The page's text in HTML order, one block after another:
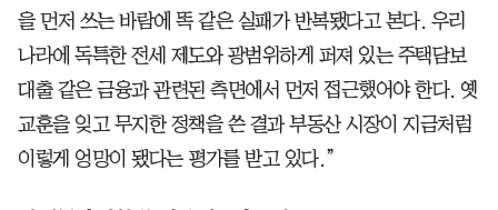
을 먼저 쓰는 바람에 똑 같은 실패가 반복됐다고 본다. 우리
나라에 독특한 전세 제도와 광범위하게 퍼져 있는 주택담보
대출 같은 금융과 관련된 측면에서 먼저 접근했어야 한다. 옛
교훈을 잊고 무지한 정책을 쓴 결과 부동산 시장이 지금처럼
이렇게 엉망이 됐다는 평가를 받고 있다.”